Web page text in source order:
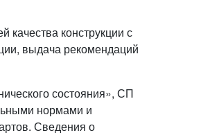
качества конструкции с
выдача рекомендаций
состояния», СП
нормами и
Сведения о